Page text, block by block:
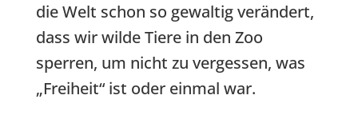
die Welt schon so gewaltig verändert,
dass wir wilde Tiere in den Zoo
sperren, um nicht zu vergessen, was
„Freiheit“ ist oder einmal war.